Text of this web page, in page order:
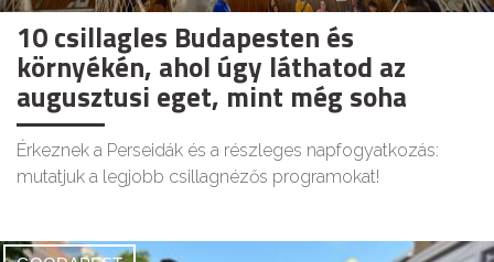
10 csillagles Budapesten és
környékén, ahol úgy láthatod az
augusztusi eget, mint még soha
Érkeznek a Perseidák és a részleges napfogyatkozás:
mutatjuk a legjobb csillagnézős programokat!